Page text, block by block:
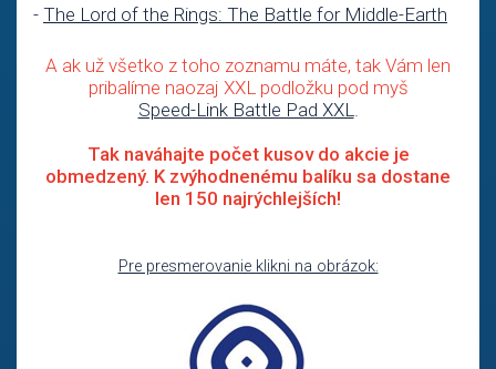
- The Lord of the Rings: The Battle for Middle-Earth
A ak už všetko z toho zoznamu máte, tak Vám len
pribalíme naozaj XXL podložku pod myš
Speed-Link Battle Pad XXL.
Tak naváhajte počet kusov do akcie je
obmedzený. K zvýhodnenému balíku sa dostane
len 150 najrýchlejších!
Pre presmerovanie klikni na obrázok: